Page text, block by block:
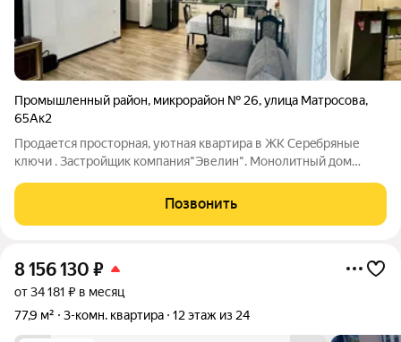
Промышленный район, микрорайон № 26,улица Матросова,
65Ак2
Продается простopная, уютная квартиpа в ЖК Серeбряныe
ключи . Зacтpoйщик компания"Эвелин". Mонoлитный дом
озеро и до остановки 5 мин ходьбы.38 лицей, 27 школа, д/с,
магазины, парк Победы- все
Позвонить
8 156 130 ₽
от 34 181 ₽ в месяц
77,9 м²
3-комн. квартира 12 этаж из 24